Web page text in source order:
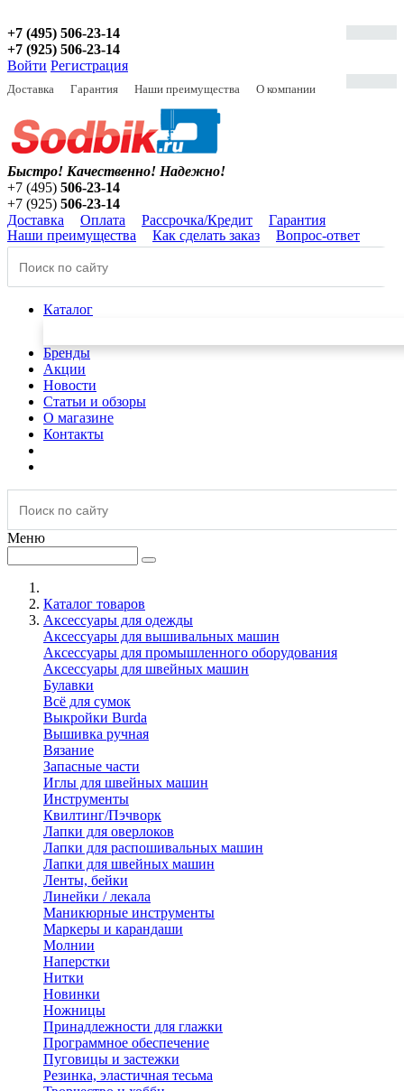
+7 (495) 506-23-14
+7 (925) 506-23-14
Войти Регистрация
Доставка Гарантия Наши преимущества О компании
Быстро! Качественно! Надежно!
+7 (495) 506-23-14
+7 (925) 506-23-14
Доставка
Оплата Рассрочка/Кредит
Гарантия
Наши преимущества
Как сделать заказ Вопрос-ответ
Каталог
Бренды
Акции
Новости
Статьи и обзоры
О магазине
Контакты
Меню
Каталог товаров
Аксессуары для одежды
Аксессуары для вышивальных машин
Аксессуары для промышленного оборудования
Аксессуары для швейных машин
Булавки
Всё для сумок
Выкройки Burda
Вышивка ручная
Вязание
Запасные части
Иглы для швейных машин
Инструменты
Квилтинг/Пэчворк
Лапки для оверлоков
Лапки для распошивальных машин
Лапки для швейных машин
Ленты, бейки
Линейки / лекала
Маникюрные инструменты
Маркеры и карандаши
Молнии
Наперстки
Нитки
Новинки
Ножницы
Принадлежности для глажки
Программное обеспечение
Пуговицы и застежки
Резинка, эластичная тесьма